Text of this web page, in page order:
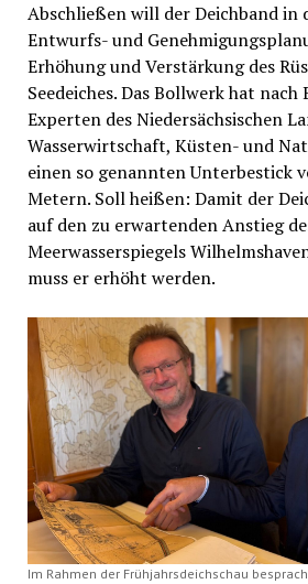
Abschließen will der Deichband in
Entwurfs- und
Erhöhung und Verstärkung des
Seedeiches. Das Bollwerk hat
Experten des Niedersächsischen
Wasserwirtschaft, Küsten- und
einen so genannten Unterbestick
Metern. Soll heißen: Damit der
auf den zu erwartenden Anstieg
Meerwasserspiegels
muss er erhöht werden.
Im Rahmen der Frühjahrsdeichschau